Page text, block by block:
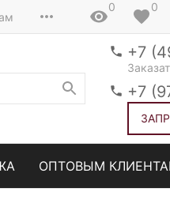
0 0
+7
+7
ОПТОВЫМ